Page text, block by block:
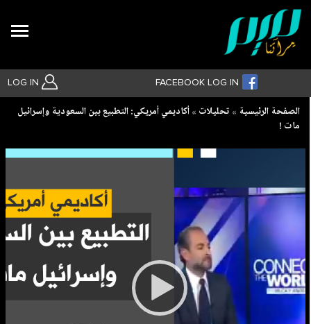
LOG IN FACEBOOK LOG IN
بحث متقدم
Breadcrumb
الصفحة الرئيسية تحليلات
أكاديمي أمريكي: التطبيع بين السعودية وإسرائيل
مات !